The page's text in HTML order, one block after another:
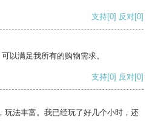
支持[0] 反对[0]
以满足我所有的购物需求。
支持[0] 反对[0]
玩法丰富。我已经玩了好几个小时，还